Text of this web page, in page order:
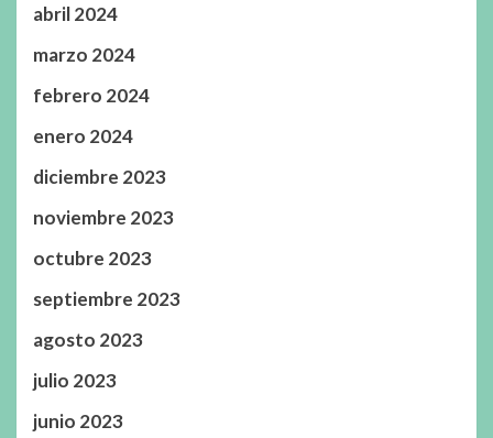
abril 2024
marzo 2024
febrero 2024
enero 2024
diciembre 2023
noviembre 2023
octubre 2023
septiembre 2023
agosto 2023
julio 2023
junio 2023